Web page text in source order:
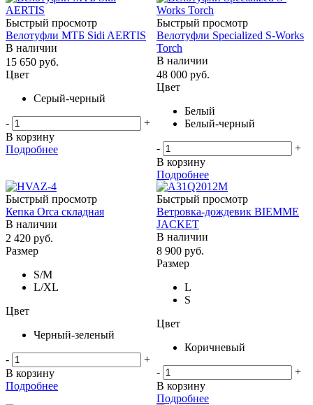
Быстрый просмотр
Велотуфли МТБ Sidi AERTIS
В наличии
15 650 руб.
Цвет
Серый-черный
-
+
В корзину
Подробнее
Быстрый просмотр
Велотуфли Specialized S-Works
Torch
В наличии
48 000 руб.
Цвет
Белый
Белый-черный
-
+
В корзину
Подробнее
Быстрый просмотр
Кепка Orca складная
В наличии
2 420 руб.
Размер
S/M
L/ХL
Цвет
Черный-зеленый
-
+
В корзину
Подробнее
Быстрый просмотр
Ветровка-дождевик BIEMME
JACKET
В наличии
8 900 руб.
Размер
L
S
Цвет
Коричневый
-
+
В корзину
Подробнее